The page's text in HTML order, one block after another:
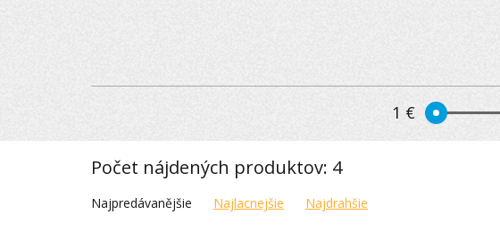
1 €
Počet nájdených produktov: 4
Najpredávanějšie Najlacnejšie Najdrahšie